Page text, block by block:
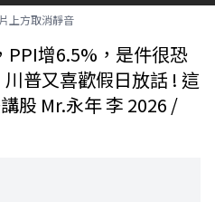
上方取消靜音
PPI增6.5%，是件很恐
普又喜歡假日放話 ! 這
股 Mr.永年 李 2026 /